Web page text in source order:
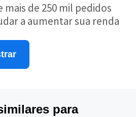
mais de 250 mil pedidos
a aumentar sua renda
para